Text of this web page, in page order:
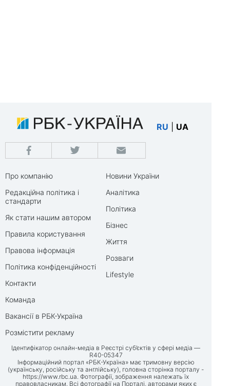
RU UA
Про компанію
Редакційна політика і
стандарти
Як стати нашим автором
Правила користування
Правова інформація
Політика конфіденційності
Контакти
Команда
Вакансії в РБК-Україна
Розмістити рекламу
Новини України
Аналітика
Політика
Бізнес
Життя
Розваги
Lifestyle
Ідентифікатор онлайн-медіа в Реєстрі суб’єктів у сфері медіа —
R40-05347
Інформаційний портал «РБК-Україна» має тримовну версію
(українську, російську та англійську), головна сторінка порталу -
https://www.rbc.ua . Фотографії, зображення належать їх
правовласникам. Всі фотографії на Порталі, авторами яких є